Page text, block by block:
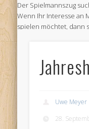
Der Spielmannszug
Wenn Ihr Interesse an
spielen möchtet, dann
Wir proben jeden
Uhr im Feuerwehr
Wir freuen uns auf
Uwe Meyer
28.